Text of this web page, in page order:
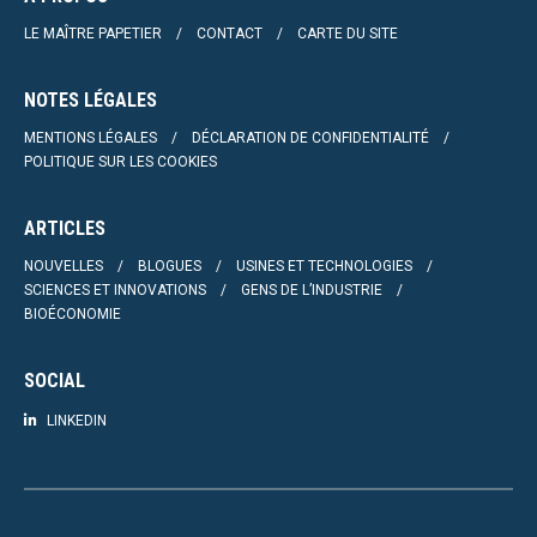
LE MAÎTRE PAPETIER CONTACT CARTE DU SITE
NOTES LÉGALES
MENTIONS LÉGALES
DÉCLARATION DE CONFIDENTIALITÉ
POLITIQUE SUR LES COOKIES
ARTICLES
NOUVELLES BLOGUES
USINES ET TECHNOLOGIES
SCIENCES ET INNOVATIONS
GENS DE L’INDUSTRIE
BIOÉCONOMIE
SOCIAL
LINKEDIN